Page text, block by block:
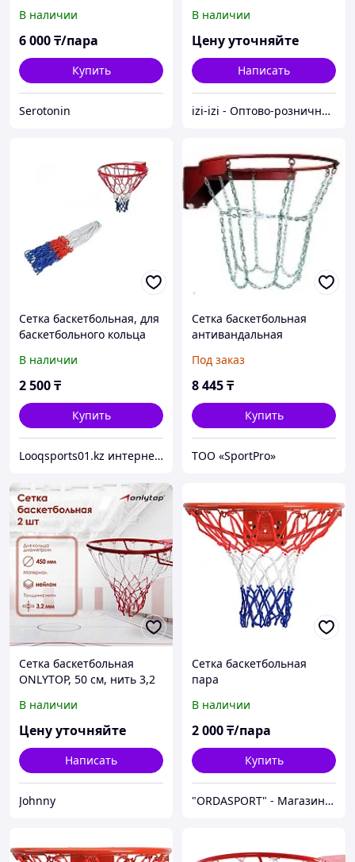
В наличии
6 000₸/пара
Купить
Serotonin
В наличии
Цену уточняйте
Написать
izi-izi - Оптово-розничный Склад - товары на заказ до двери! Cамые уникальные и полезные товары.
Сетка баскетбольная, для
баскетбольного кольца
В наличии
2 500₸
Купить
Looqsports01.kz интернет-магазин спортивных товаров
Сетка баскетбольная
антивандальная
Под заказ
8 445₸
Купить
ТОО «SportPro»
Сетка баскетбольная
ONLYTOP, 50 см, нить 3,2
В наличии
Цену уточняйте
Написать
Johnny
Сетка баскетбольная
пара
В наличии
2 000₸/пара
Купить
"ORDASPORT" - Магазин спортивных товаров